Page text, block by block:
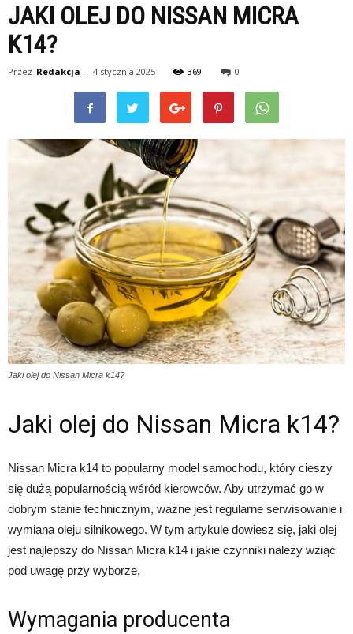
JAKI OLEJ DO NISSAN MICRA
K14?
Przez Redakcja - 4 stycznia 2025 369 0
Jaki olej do Nissan Micra k14?
Jaki olej do Nissan Micra k14?
Nissan Micra k14 to popularny model samochodu, który cieszy
się dużą popularnością wśród kierowców. Aby utrzymać go w
dobrym stanie technicznym, ważne jest regularne serwisowanie i
wymiana oleju silnikowego. W tym artykule dowiesz się, jaki olej
jest najlepszy do Nissan Micra k14 i jakie czynniki należy wziąć
pod uwagę przy wyborze.
Wymagania producenta